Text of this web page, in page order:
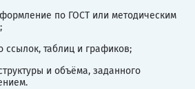
по ГОСТ или методическим
ссылок, таблиц и графиков;
и объёма, заданного